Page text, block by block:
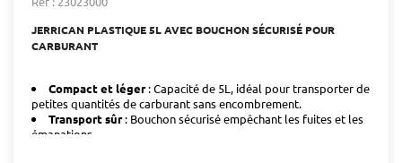
JERRICAN PLASTIQUE 5L AVEC BOUCHON SÉCURISÉ POUR
CARBURANT
Compact et léger: Capacité de 5L, idéal pour transporter de
petites quantités de carburant sans encombrement.
Transport sûr: Bouchon sécurisé empêchant les fuites et les
émanations.